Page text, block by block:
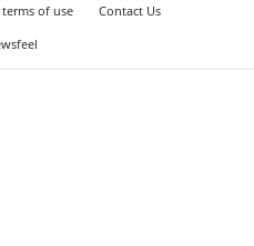
terms of use
Contact Us